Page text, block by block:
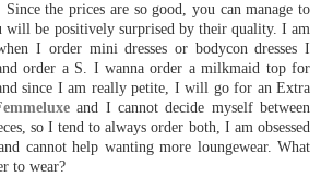
the prices are so good, you can manage to
will be positively surprised by their quality. I am
I order mini dresses or bodycon dresses I
order a S. I wanna order a milkmaid top for
since I am really petite, I will go for an Extra
and I cannot decide myself between
so I tend to always order both, I am obsessed
cannot help wanting more loungewear. What
to wear?